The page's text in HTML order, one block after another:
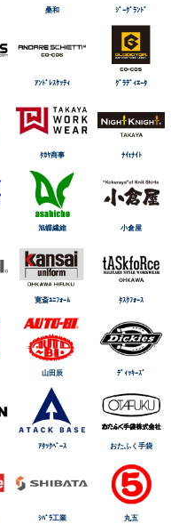
桑和 ｼﾞｰｸﾞﾗﾝﾄﾞ
ｱﾝﾄﾞﾚｽｹｯﾃｨ ｸﾞﾗﾃﾞｨｴｰﾀ
ﾀｶﾔ商事 ﾅｲtﾅｲﾄ
旭蝶繊維 小倉屋
寛斎ﾕﾆﾌｫｰﾑ ﾀｽｸﾌｫｰｽ
山田辰 ﾃﾞｨｯｷｰｽﾞ
ｱﾀｯｸﾍﾞｰｽ おたふく手袋
ｼﾊﾞﾗ工業 丸五